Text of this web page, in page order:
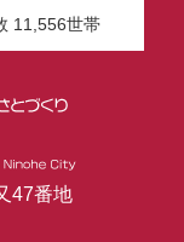
11,556世帯
47番地